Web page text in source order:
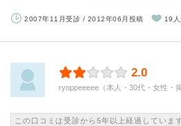
2007年11月受診 / 2012年06月投稿 19
2.0
ryoppeeeee（本人・30代・女性・
この口コミは受診から5年以上経過しています